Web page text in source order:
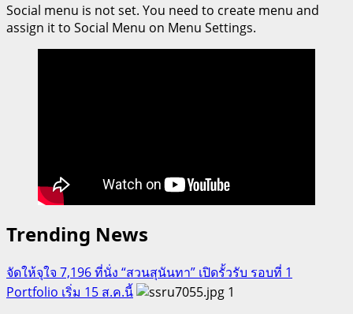
Social menu is not set. You need to create menu and
assign it to Social Menu on Menu Settings.
Trending News
จัดให้จุใจ 7,196 ที่นั่ง “สวนสุนันทา” เปิดรั้วรับ รอบที่ 1
Portfolio เริ่ม 15 ส.ค.นี้
1